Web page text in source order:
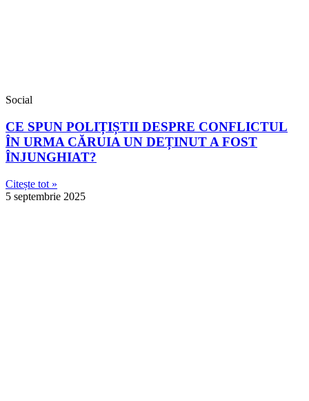
Social
CE SPUN POLIȚIȘTII DESPRE CONFLICTUL
ÎN URMA CĂRUIA UN DEȚINUT A FOST
ÎNJUNGHIAT?
Citește tot »
5 septembrie 2025